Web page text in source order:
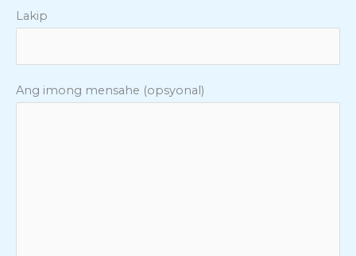
Lakip
Ang imong mensahe (opsyonal)